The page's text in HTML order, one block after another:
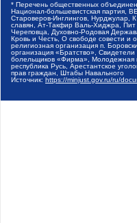
* Перечень общественных
Национал-большевистская партия,
Староверов-Инглингов, Нурджулар,
славян, Ат-Такфир Валь-Хиджра,
Череповца, Духовно-Родовая
Кровь и Честь, О свободе совести и
религиозная организация п.
организация «Братство»,
болельщиков «Фирма», Молодежная
республика Русь, Арестантское
прав граждан, Штабы Навального
Источник: https://minjust.gov.ru/ru/